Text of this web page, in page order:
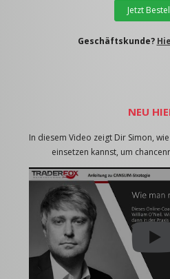
Jetzt
Geschäftskunde?
NEU
In diesem Video zeigt Dir Simon,
einsetzen kannst, um